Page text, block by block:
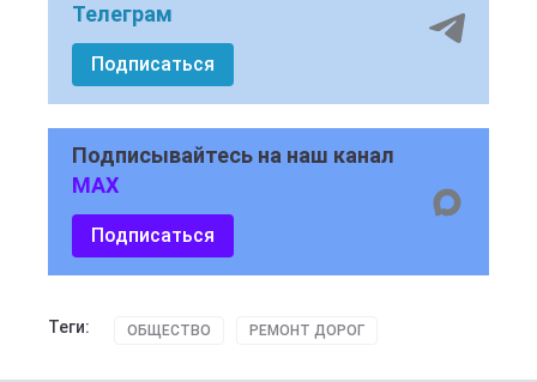
Телеграм
Подписаться
Подписывайтесь на наш канал
MAX
Подписаться
Теги: ОБЩЕСТВО РЕМОНТ ДОРОГ